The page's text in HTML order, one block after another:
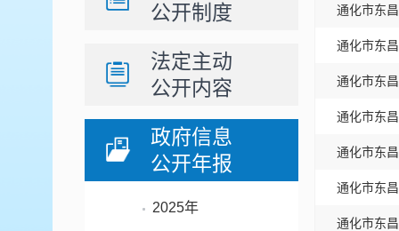
公开制度
法定主动
公开内容
政府信息
公开年报
2025年
通化市东
通化市东
通化市东
通化市东
通化市东
通化市东
通化市东